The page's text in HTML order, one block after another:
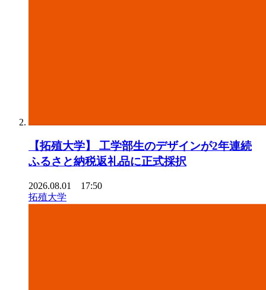
【拓殖⼤学】 ⼯学部⽣のデザインが2年連続
ふるさと納税返礼品に正式採択
2026.08.01 17:50
拓殖大学